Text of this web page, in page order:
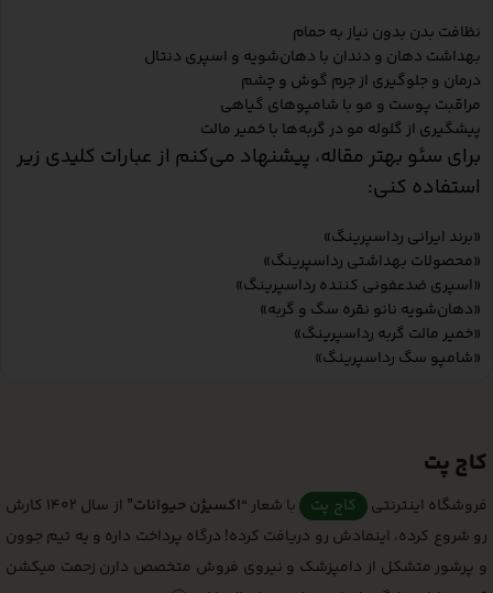
نظافت بدن بدون نیاز به حمام
بهداشت دهان و دندان با دهان‌شویه و اسپری دنتال
درمان و جلوگیری از جرم گوش و چشم
مراقبت پوست و مو با شامپوهای گیاهی
پیشگیری از گلوله مو در گربه‌ها با خمیر مالت
برای سئو بهتر مقاله، پیشنهاد می‌کنم از عبارات کلیدی زیر
استفاده کنی:
«برند ایرانی رداسپرینگ»
«محصولات بهداشتی رداسپرینگ»
«اسپری ضدعفونی کننده رداسپرینگ»
«دهان‌شویه نانو نقره سگ و گربه»
«خمیر مالت گربه رداسپرینگ»
«شامپو سگ رداسپرینگ»
کاج پت
فروشگاه اینترنتی کاج پت با شعار“اکسیژن حیوانات”
از سال 1402 کارش
رو شروع کرده، اینمادش رو دریافت کرده! درگاه پرداخت داره و یه تیم جوون
و پرشور متشکل از دامپزشک و نیروی فروش متخصص دارن زحمت میکشن